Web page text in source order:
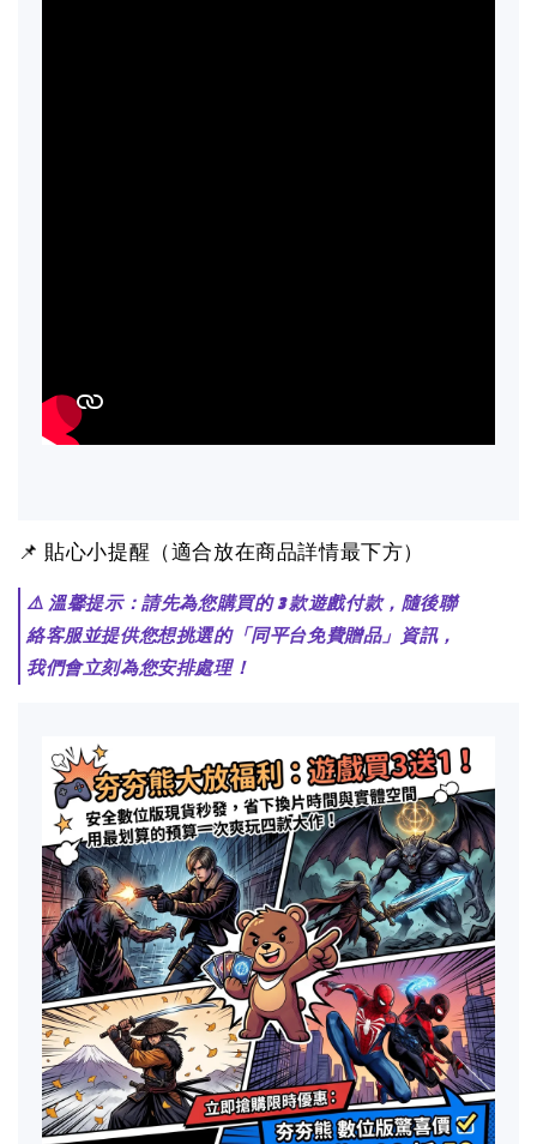
📌 貼心小提醒（適合放在商品詳情最下方）
⚠️ 溫馨提示：請先為您購買的 3 款遊戲付款，隨後聯
絡客服並提供您想挑選的「同平台免費贈品」資訊，
我們會立刻為您安排處理！